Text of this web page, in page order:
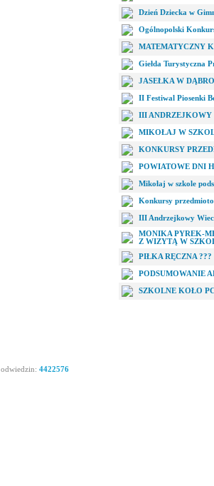
Dzień Dziecka w
Ogólnopolski
MATEMATYCZNY
Giełda Turystyczna
JASEŁKA W
II Festiwal Piosenki
III ANDRZEJKOWY
MIKOŁAJ W
KONKURSY
POWIATOWE DNI
Mikołaj w szkole
Konkursy
III Andrzejkowy
MONIKA PYREK-
Z WIZYTĄ W
PIŁKA RĘCZNA ???
PODSUMOWANIE
SZKOLNE KOŁO
odwiedzin: 4422576